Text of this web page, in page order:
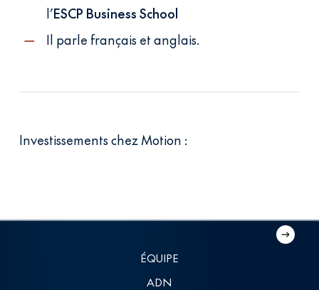
l’ESCP Business School
Il parle français et anglais.
Investissements chez Motion :
ÉQUIPE
ADN